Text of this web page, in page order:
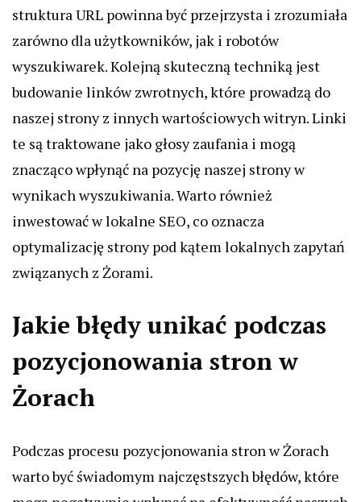
struktura URL powinna być przejrzysta i zrozumiała
zarówno dla użytkowników, jak i robotów
wyszukiwarek. Kolejną skuteczną techniką jest
budowanie linków zwrotnych, które prowadzą do
naszej strony z innych wartościowych witryn. Linki
te są traktowane jako głosy zaufania i mogą
znacząco wpłynąć na pozycję naszej strony w
wynikach wyszukiwania. Warto również
inwestować w lokalne SEO, co oznacza
optymalizację strony pod kątem lokalnych zapytań
związanych z Żorami.
Jakie błędy unikać podczas
pozycjonowania stron w
Żorach
Podczas procesu pozycjonowania stron w Żorach
warto być świadomym najczęstszych błędów, które